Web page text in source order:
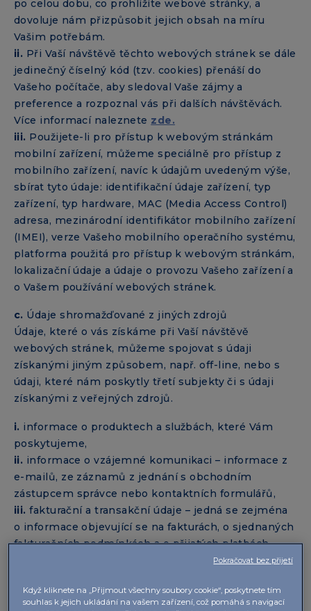
po celou dobu, co prohlížíte webové stránky, a
dovoluje nám přizpůsobit jejich obsah na míru
Vašim potřebám.
ii. Při Vaší návštěvě těchto webových stránek se dále
jedinečný číselný kód (tzv. cookies) přenáší do
Vašeho počítače, aby sledoval Vaše zájmy a
preference a rozpoznal vás při dalších návštěvách.
Více informací naleznete zde.
iii. Použijete-li pro přístup k webovým stránkám
mobilní zařízení, můžeme speciálně pro přístup z
mobilního zařízení, navíc k údajům uvedeným výše,
sbírat tyto údaje: identifikační údaje zařízení, typ
zařízení, typ hardware, MAC (Media Access Control)
adresa, mezinárodní identifikátor mobilního zařízení
(IMEI), verze Vašeho mobilního operačního systému,
platforma použitá pro přístup k webovým stránkám,
lokalizační údaje a údaje o provozu Vašeho zařízení a
o Vašem používání webových stránek.
c. Údaje shromažďované z jiných zdrojů
Údaje, které o vás získáme při Vaší návštěvě
webových stránek, můžeme spojovat s údaji
získanými jiným způsobem, např. off-line, nebo s
údaji, které nám poskytly třetí subjekty či s údaji
získanými z veřejných zdrojů.
i. informace o produktech a službách, které Vám
poskytujeme,
ii. informace o vzájemné komunikaci – informace z
e-mailů, ze záznamů z jednání s obchodním
zástupcem správce nebo kontaktních formulářů,
iii. fakturační a transakční údaje – jedná se zejména
o informace objevující se na fakturách, o sjednaných
fakturačních podmínkách a o přijatých platbách,
informace získané z veřejných rejstříků, např.
d.Doba zpracování – informace, které musíme
Když kliknete na „Přijmout všechny soubory cookie“, poskytnete tím
souhlas k jejich ukládání na vašem zařízení, což pomáhá s navigací
Pokračovat bez přijetí